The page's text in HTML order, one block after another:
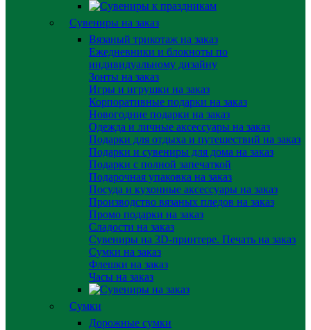
Сувениры на заказ
Вязаный трикотаж на заказ
Ежедневники и блокноты по
индивидуальному дизайну
Зонты на заказ
Игры и игрушки на заказ
Корпоративные подарки на заказ
Новогодние подарки на заказ
Одежда и личные аксессуары на заказ
Подарки для отдыха и путешествий на заказ
Подарки и сувениры для дома на заказ
Подарки с полной запечаткой
Подарочная упаковка на заказ
Посуда и кухонные аксессуары на заказ
Производство вязаных пледов на заказ
Промо подарки на заказ
Сладости на заказ
Сувениры на 3D-принтере. Печать на заказ
Сумки на заказ
Флешки на заказ
Часы на заказ
Сумки
Дорожные сумки